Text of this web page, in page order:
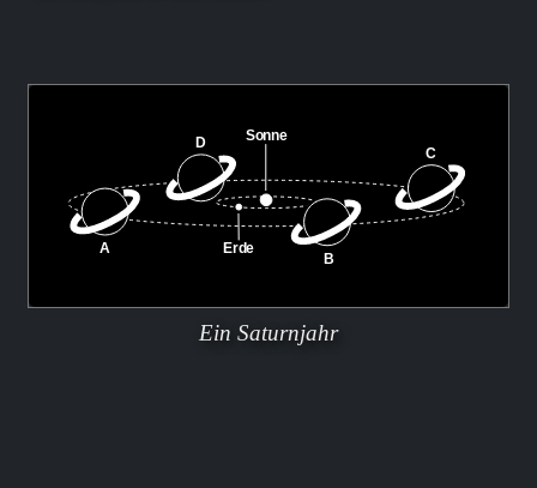
Ein Saturnjahr